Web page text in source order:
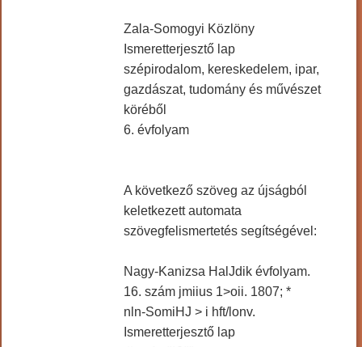
Zala-Somogyi Közlöny
Ismeretterjesztő lap
szépirodalom, kereskedelem, ipar,
gazdászat, tudomány és művészet
köréből
6. évfolyam
A következő szöveg az újságból
keletkezett automata
szövegfelismertetés segítségével:
Nagy-Kanizsa HalJdik évfolyam.
16. szám jmiius 1>oii. 1807; *
nln-SomiHJ > i hft/lonv.
Ismeretterjesztő lap